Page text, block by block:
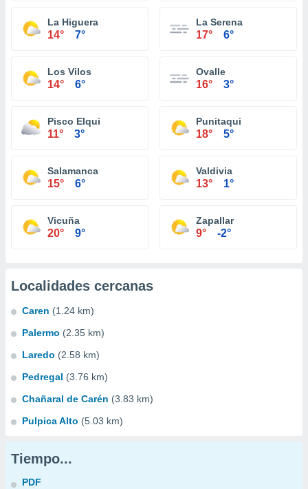
La Higuera
14° 7°
La Serena
17° 6°
Los Vilos
14° 6°
Ovalle
16° 3°
Pisco Elqui
11° 3°
Punitaqui
18° 5°
Salamanca
15° 6°
Valdivia
13° 1°
Vicuña
20° 9°
Zapallar
9° -2°
Localidades cercanas
Caren (1.24 km)
Palermo (2.35 km)
Laredo (2.58 km)
Pedregal (3.76 km)
Chañaral de Carén (3.83 km)
Pulpica Alto (5.03 km)
Tiempo...
PDF